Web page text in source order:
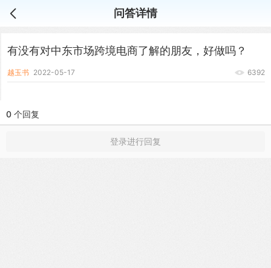
问答详情
有没有对中东市场跨境电商了解的朋友，好做吗？
越玉书 2022-05-17 6392
0 个回复
登录进行回复